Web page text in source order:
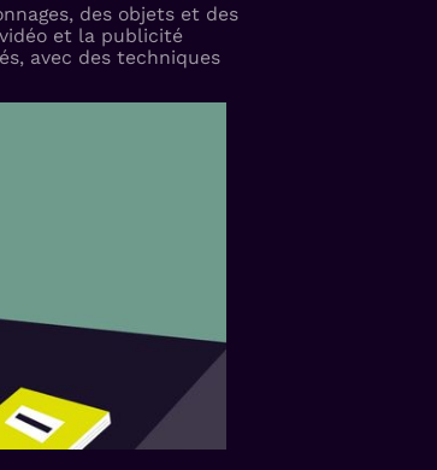
des objets et des
et la publicité
avec des techniques